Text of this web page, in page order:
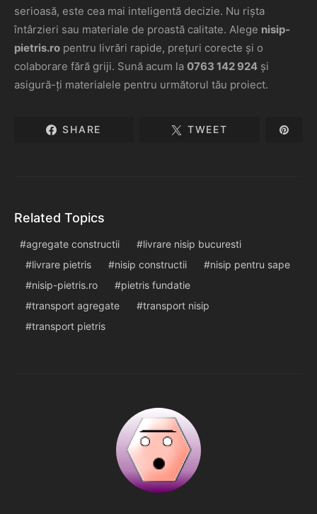
serioasă, este cea mai inteligentă decizie. Nu rișta
întârzieri sau materiale de proastă calitate. Alege nisip-
pietris.ro pentru livrări rapide, prețuri corecte și o
colaborare fără griji. Sună acum la 0763 142 924 și
asigură-ți materialele pentru următorul tău proiect.
SHARE TWEET
Related Topics
agregate constructii
livrare nisip bucuresti
livrare pietris
nisip constructii
nisip pentru sape
nisip-pietris.ro
pietris fundatie
transport agregate
transport nisip
transport pietris